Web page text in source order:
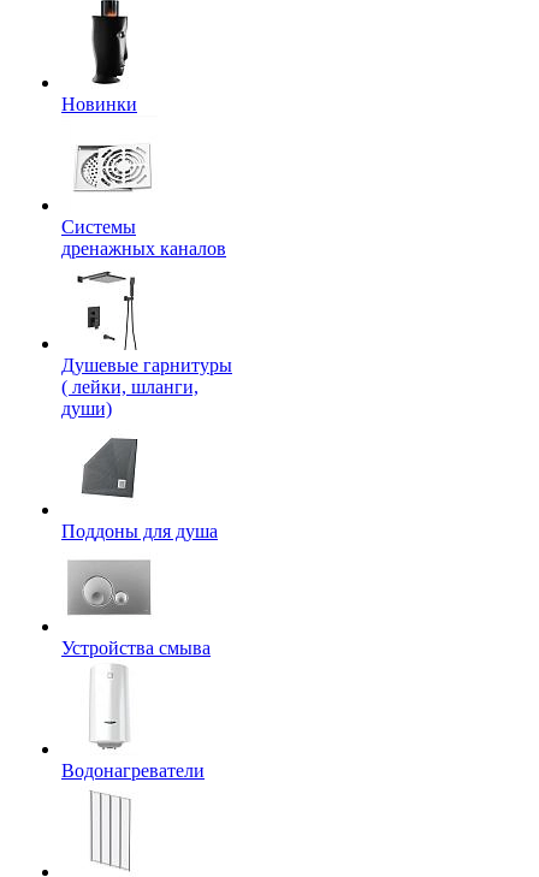
Новинки
Системы
дренажных каналов
Душевые гарнитуры
( лейки, шланги,
души)
Поддоны для душа
Устройства смыва
Водонагреватели